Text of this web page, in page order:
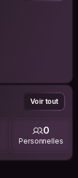
Voir tout
0
Personnelles